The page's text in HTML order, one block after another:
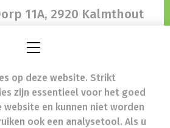
11A, 2920 Kalmthout
-
(BTW nr.) (BE)0471967851
werkzaam in België
op deze website. Strikt
zijn essentieel voor het goed
en kunnen niet worden
ook een analysetool. Als u